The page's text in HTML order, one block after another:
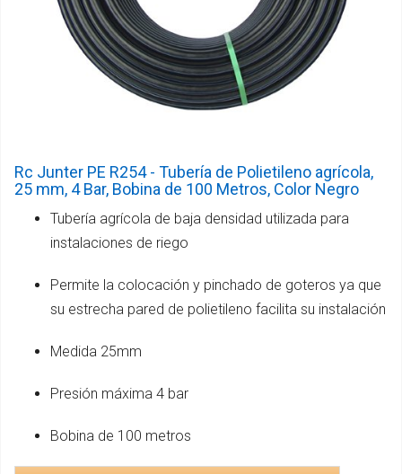
Rc Junter PE R254 - Tubería de Polietileno agrícola,
25 mm, 4 Bar, Bobina de 100 Metros, Color Negro
Tubería agrícola de baja densidad utilizada para
instalaciones de riego
Permite la colocación y pinchado de goteros ya que
su estrecha pared de polietileno facilita su instalación
Medida 25mm
Presión máxima 4 bar
Bobina de 100 metros